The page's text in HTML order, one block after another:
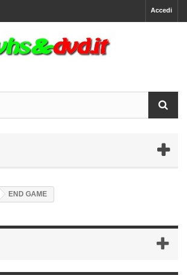
Accedi
END GAME